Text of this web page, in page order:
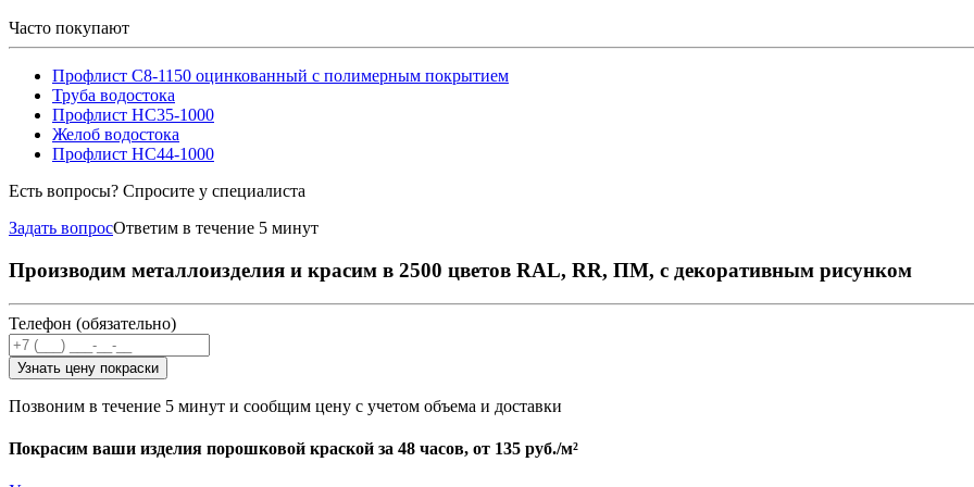
Часто покупают
Профлист С8-1150 оцинкованный с полимерным покрытием
Труба водостока
Профлист НС35-1000
Желоб водостока
Профлист НС44-1000
Есть вопросы? Спросите у специалиста
Задать вопросОтветим в течение 5 минут
Производим металлоизделия и красим в 2500 цветов RAL, RR, ПМ, с декоративным рисунком
Телефон (обязательно)
Узнать цену покраски
Позвоним в течение 5 минут и сообщим цену с учетом объема и доставки
Покрасим ваши изделия порошковой краской за 48 часов, от 135 руб./м²